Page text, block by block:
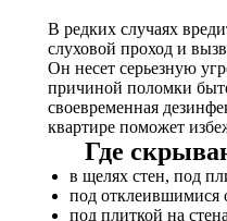
В редких случаях
слуховой проход и
Он несет серьезную
причиной поломки
своевременная
квартире поможет
Где
в щелях стен, под
под отклеившимися
под плиткой на